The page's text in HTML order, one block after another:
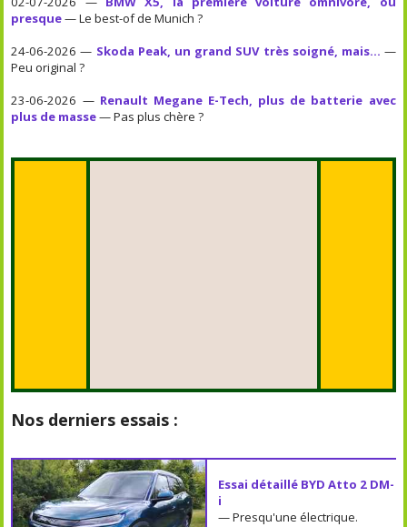
presque— Le best-of de Munich ?
24-06-2026 — Skoda Peak, un grand SUV très soigné, mais... —
Peu original ?
23-06-2026 — Renault Megane E-Tech, plus de batterie avec
plus de masse— Pas plus chère ?
Nos derniers essais :
Essai détaillé BYD Atto 2 DM-
i
— Presqu'une électrique.